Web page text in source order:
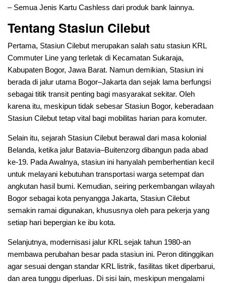
– Semua Jenis Kartu Cashless dari produk bank lainnya.
Tentang Stasiun Cilebut
Pertama, Stasiun Cilebut merupakan salah satu stasiun KRL
Commuter Line yang terletak di Kecamatan Sukaraja,
Kabupaten Bogor, Jawa Barat. Namun demikian, Stasiun ini
berada di jalur utama Bogor–Jakarta dan sejak lama berfungsi
sebagai titik transit penting bagi masyarakat sekitar. Oleh
karena itu, meskipun tidak sebesar Stasiun Bogor, keberadaan
Stasiun Cilebut tetap vital bagi mobilitas harian para komuter.
Selain itu, sejarah Stasiun Cilebut berawal dari masa kolonial
Belanda, ketika jalur Batavia–Buitenzorg dibangun pada abad
ke-19. Pada Awalnya, stasiun ini hanyalah pemberhentian kecil
untuk melayani kebutuhan transportasi warga setempat dan
angkutan hasil bumi. Kemudian, seiring perkembangan wilayah
Bogor sebagai kota penyangga Jakarta, Stasiun Cilebut
semakin ramai digunakan, khususnya oleh para pekerja yang
setiap hari bepergian ke ibu kota.
Selanjutnya, modernisasi jalur KRL sejak tahun 1980-an
membawa perubahan besar pada stasiun ini. Peron ditinggikan
agar sesuai dengan standar KRL listrik, fasilitas tiket diperbarui,
dan area tunggu diperluas. Di sisi lain, meskipun mengalami